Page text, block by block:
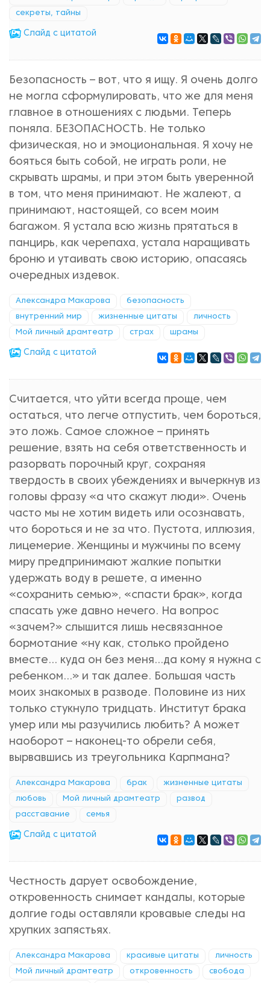
секреты, тайны
Cлайд с цитатой
Безопасность – вот, что я ищу. Я очень долго
не могла сформулировать, что же для меня
главное в отношениях с людьми. Теперь
поняла. БЕЗОПАСНОСТЬ. Не только
физическая, но и эмоциональная. Я хочу не
бояться быть собой, не играть роли, не
скрывать шрамы, и при этом быть уверенной
в том, что меня принимают. Не жалеют, а
принимают, настоящей, со всем моим
багажом. Я устала всю жизнь прятаться в
панцирь, как черепаха, устала наращивать
броню и утаивать свою историю, опасаясь
очередных издевок.
Александра Макарова безопасность
внутренний мир жизненные цитаты личность
Мой личный драмтеатр страх шрамы
Cлайд с цитатой
Считается, что уйти всегда проще, чем
остаться, что легче отпустить, чем бороться,
это ложь. Самое сложное – принять
решение, взять на себя ответственность и
разорвать порочный круг, сохраняя
твердость в своих убеждениях и вычеркнув из
головы фразу «а что скажут люди». Очень
часто мы не хотим видеть или осознавать,
что бороться и не за что. Пустота, иллюзия,
лицемерие. Женщины и мужчины по всему
миру предпринимают жалкие попытки
удержать воду в решете, а именно
«сохранить семью», «спасти брак», когда
спасать уже давно нечего. На вопрос
«зачем?» слышится лишь несвязанное
бормотание «ну как, столько пройдено
вместе… куда он без меня…да кому я нужна с
ребенком…» и так далее. Большая часть
моих знакомых в разводе. Половине из них
только стукнуло тридцать. Институт брака
умер или мы разучились любить? А может
наоборот – наконец-то обрели себя,
вырвавшись из треугольника Карпмана?
Александра Макарова брак жизненные цитаты
любовь Мой личный драмтеатр развод
расставание семья
Cлайд с цитатой
Честность дарует освобождение,
откровенность снимает кандалы, которые
долгие годы оставляли кровавые следы на
хрупких запястьях.
Александра Макарова красивые цитаты личность
Мой личный драмтеатр откровенность свобода